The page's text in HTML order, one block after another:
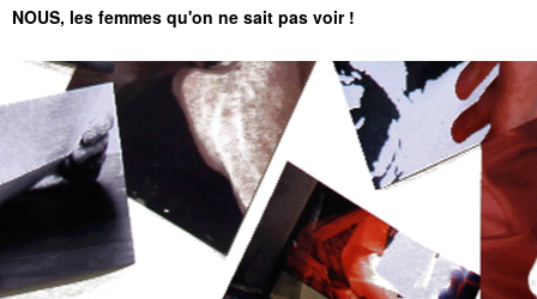
NOUS, les femmes qu'on ne sait pas voir !